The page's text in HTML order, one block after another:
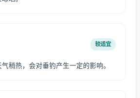
较适宜
稍热，会对垂钓产生一定的影响。